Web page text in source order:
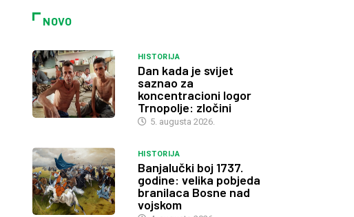
NOVO
HISTORIJA
Dan kada je svijet
saznao za
koncentracioni logor
Trnopolje: zločini
5. augusta 2026.
HISTORIJA
Banjalučki boj 1737.
godine: velika pobjeda
branilaca Bosne nad
vojskom